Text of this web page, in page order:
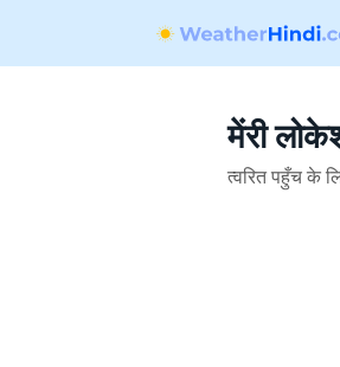
मेंरी
त्वरित पहुँच के